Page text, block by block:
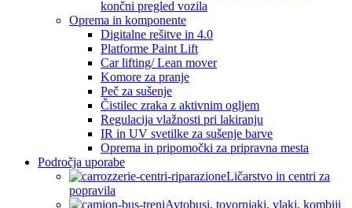
končni pregled vozila
Oprema in komponente
Digitalne rešitve in 4.0
Platforme Paint Lift
Car lifting/ Lean mover
Komore za pranje
Peč za sušenje
Čistilec zraka z aktivnim ogljem
Regulacija vlažnosti pri lakiranju
IR in UV svetilke za sušenje barve
Oprema in pripomočki za pripravna mesta
Področja uporabe
Ličarstvo in centri za
popravila
Avtobusi, tovornjaki, vlaki, kombiji